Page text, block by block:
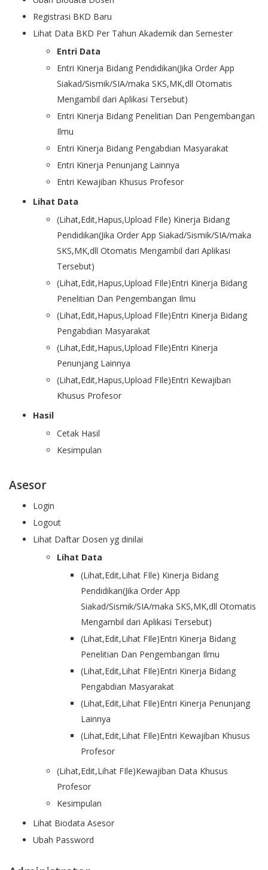
Registrasi BKD Baru
Lihat Data BKD Per Tahun Akademik dan Semester
Entri Data
Entri Kinerja Bidang Pendidikan(Jika Order App
Siakad/Sismik/SIA/maka SKS,MK,dll Otomatis
Mengambil dari Aplikasi Tersebut)
Entri Kinerja Bidang Penelitian Dan Pengembangan
Ilmu
Entri Kinerja Bidang Pengabdian Masyarakat
Entri Kinerja Penunjang Lainnya
Entri Kewajiban Khusus Profesor
Lihat Data
(Lihat,Edit,Hapus,Upload FIle) Kinerja Bidang
Pendidikan(Jika Order App Siakad/Sismik/SIA/maka
SKS,MK,dll Otomatis Mengambil dari Aplikasi
Tersebut)
(Lihat,Edit,Hapus,Upload FIle)Entri Kinerja Bidang
Penelitian Dan Pengembangan Ilmu
(Lihat,Edit,Hapus,Upload FIle)Entri Kinerja Bidang
Pengabdian Masyarakat
(Lihat,Edit,Hapus,Upload FIle)Entri Kinerja
Penunjang Lainnya
(Lihat,Edit,Hapus,Upload FIle)Entri Kewajiban
Khusus Profesor
Hasil
Cetak Hasil
Kesimpulan
Asesor
Login
Logout
Lihat Daftar Dosen yg dinilai
Lihat Data
(Lihat,Edit,Lihat FIle) Kinerja Bidang
Pendidikan(Jika Order App
Siakad/Sismik/SIA/maka SKS,MK,dll Otomatis
Mengambil dari Aplikasi Tersebut)
(Lihat,Edit,Lihat FIle)Entri Kinerja Bidang
Penelitian Dan Pengembangan Ilmu
(Lihat,Edit,Lihat FIle)Entri Kinerja Bidang
Pengabdian Masyarakat
(Lihat,Edit,Lihat FIle)Entri Kinerja Penunjang
Lainnya
(Lihat,Edit,Lihat FIle)Entri Kewajiban Khusus
Profesor
(Lihat,Edit,Lihat FIle)Kewajiban Data Khusus
Profesor
Kesimpulan
Lihat Biodata Asesor
Ubah Password